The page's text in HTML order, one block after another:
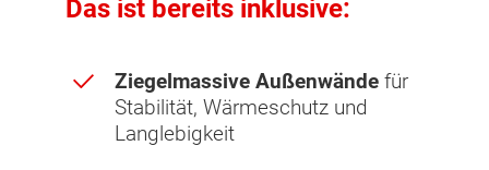
Das ist bereits inklusive:
Ziegelmassive Außenwände für
Stabilität, Wärmeschutz und
Langlebigkeit